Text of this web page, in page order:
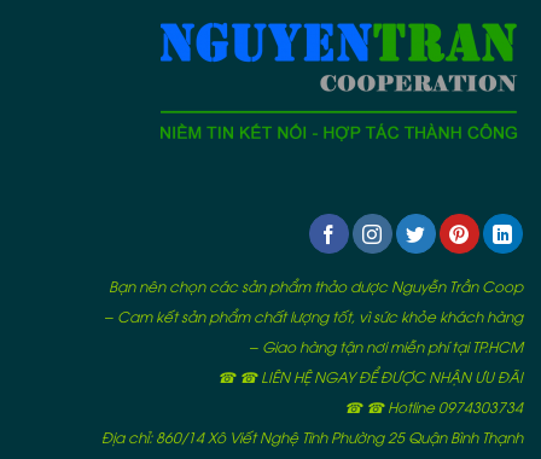
Bạn nên chọn các sản phẩm thảo dược Nguyễn Trần Coop
– Cam kết sản phẩm chất lượng tốt, vì sức khỏe khách hàng
– Giao hàng tận nơi miễn phí tại TP.HCM
☎ ☎ LIÊN HỆ NGAY ĐỂ ĐƯỢC NHẬN ƯU ĐÃI
☎ ☎ Hotline 0974303734
Địa chỉ: 860/14 Xô Viết Nghệ Tĩnh Phường 25 Quận Bình Thạnh